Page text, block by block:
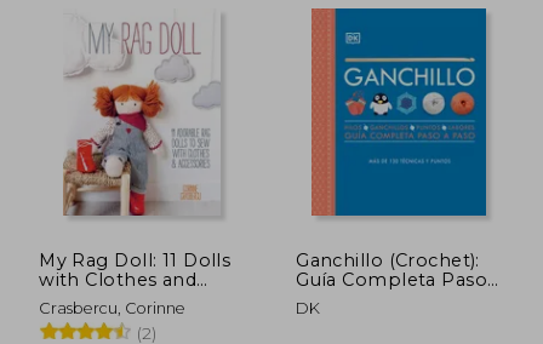
55%
dcto.
$ 135.676
$ 61.054
55%
dcto. $
My Rag Doll: 11 Dolls
with Clothes and
Accessories to Sew
(en Inglés)
Crasbercu, Corinne
(2)
Ganchillo (Crochet):
Guía Completa Paso
a Paso
DK